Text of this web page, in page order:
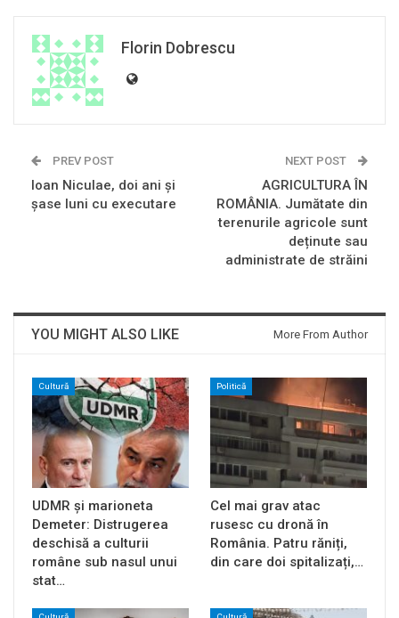
Florin Dobrescu
PREV POST
Ioan Niculae, doi ani și
șase luni cu executare
NEXT POST
AGRICULTURA ÎN
ROMÂNIA. Jumătate din
terenurile agricole sunt
deținute sau
administrate de străini
YOU MIGHT ALSO LIKE More From Author
Cultură
UDMR și marioneta
Demeter: Distrugerea
deschisă a culturii
române sub nasul unui
stat…
Politică
Cel mai grav atac
rusesc cu dronă în
România. Patru răniți,
din care doi spitalizați,…